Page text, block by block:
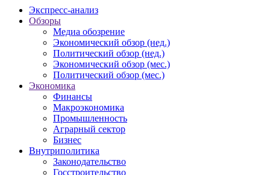
Экспресс-анализ
Обзоры
Медиа обозрение
Экономический обзор (нед.)
Политический обзор (нед.)
Экономический обзор (мес.)
Политический обзор (мес.)
Экономика
Финансы
Макроэкономика
Промышленность
Аграрный сектор
Бизнес
Внутриполитика
Законодательство
Госстроительство